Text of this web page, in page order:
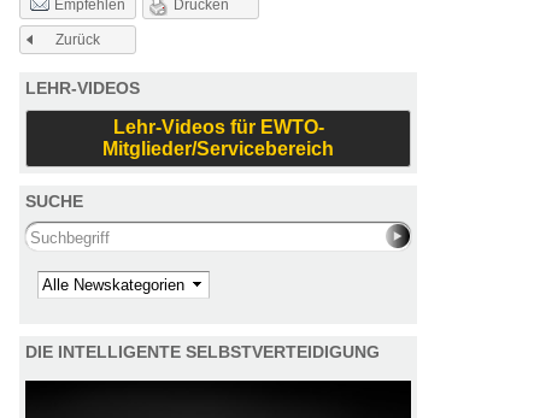
Empfehlen Drucken
Zurück
LEHR-VIDEOS
Lehr-Videos für EWTO-
Mitglieder/Servicebereich
SUCHE
Search this site
Kategorie
DIE INTELLIGENTE SELBSTVERTEIDIGUNG